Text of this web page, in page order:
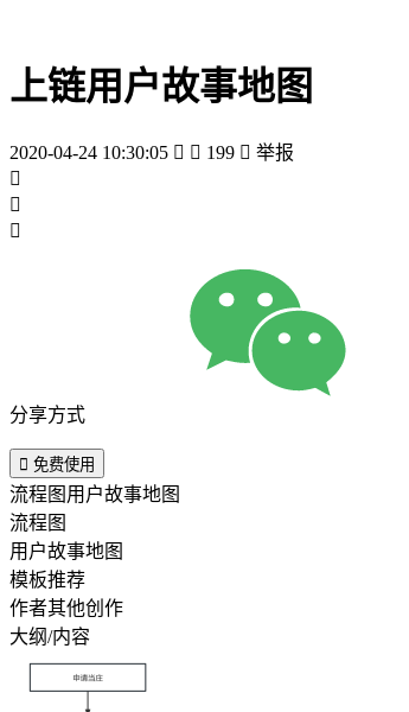
上链用户故事地图
2020-04-24 10:30:05   199  举报



分享方式
 免费使用
流程图用户故事地图
流程图
用户故事地图
模板推荐
作者其他创作
大纲/内容